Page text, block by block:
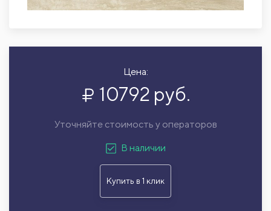
Цена:
10792 руб.
Уточняйте стоимость у операторов
В наличии
Купить в 1 клик